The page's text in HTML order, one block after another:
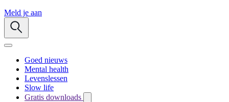
Meld je aan
Goed nieuws
Mental health
Levenslessen
Slow life
Gratis downloads